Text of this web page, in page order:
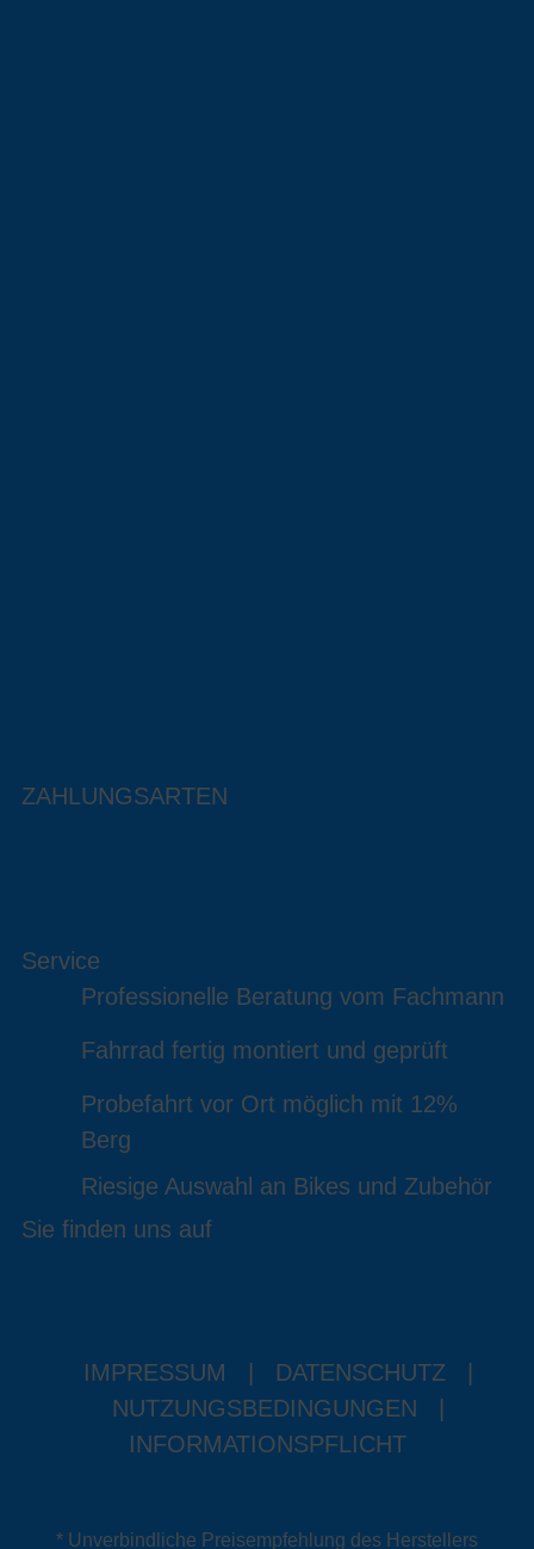
ZAHLUNGSARTEN
Service
Professionelle Beratung vom Fachmann
Fahrrad fertig montiert und geprüft
Probefahrt vor Ort möglich mit 12%
Berg
Riesige Auswahl an Bikes und Zubehör
Sie finden uns auf
IMPRESSUM DATENSCHUTZ
NUTZUNGSBEDINGUNGEN
INFORMATIONSPFLICHT
* Unverbindliche Preisempfehlung des Herstellers